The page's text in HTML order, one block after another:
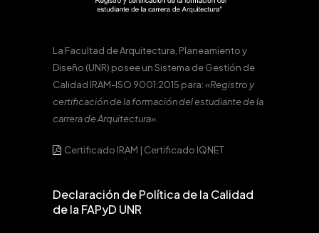
La Facultad de Arquitectura, Planeamiento y
Diseño (UNR) posee un Sistema de Gestión de
Calidad IRAM-ISO 9001:2015 para:«Registro y
certificación de la formación del estudiante de la
carrera de Arquitectura».
Certificado IRAM | Certificado IQNET
Declaración de Política de la Calidad
de la FAPyD UNR